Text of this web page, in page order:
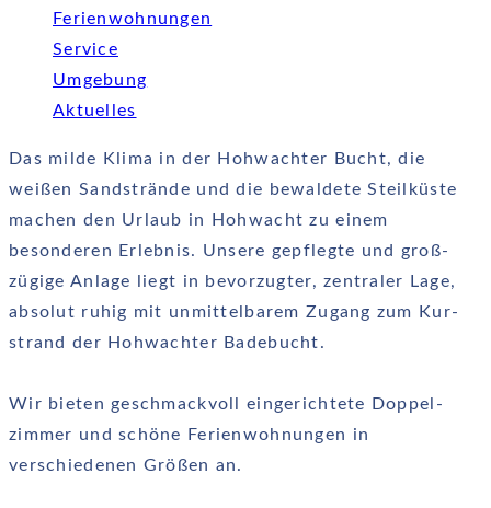
Ferienwohnungen
Service
Umgebung
Aktuelles
Das milde Klima in der Hohwachter Bucht, die
weißen Sand­strände und die bewaldete Steil­küste
machen den Urlaub in Hohwacht zu einem
besonderen Erlebnis. Unsere gepflegte und groß­
zügige Anlage liegt in bevor­zugter, zentraler Lage,
absolut ruhig mit unmittel­barem Zugang zum Kur­
strand der Hohwachter Badebucht.
Wir bieten geschmack­voll eingerichtete Doppel­
zimmer und schöne Ferien­wohnungen in
verschiedenen Größen an.